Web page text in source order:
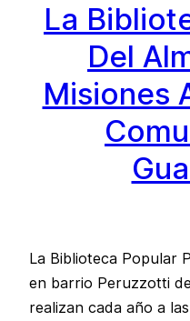
La
Del
Misiones
La Biblioteca Popular
en barrio Peruzzotti
realizan cada año a